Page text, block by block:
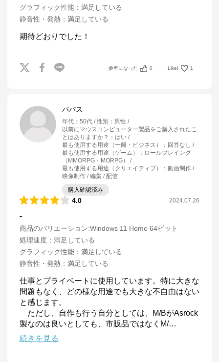
グラフィック性能 ： 満足している
静音性・発熱 ： 満足している
期待どおりでした！
参考になった 0 Like! 1
パパス
年代 ： 50代 性別 ： 男性
以前にマウスコンピューター製品をご購入されたこ
とはありますか？ ： はい
最も使用する用途（一般・ビジネス）
： 回答なし
最も使用する用途（ゲーム）
： ロールプレイング
（MMORPG・MORPG）
最も使用する用途（クリエイティブ）
： 動画制作 /
映像制作 / 編集 / 配信
購入確認済み
4.0 2024.07.26
-
商品のバリエーション:Windows 11 Home 64ビット
処理速度 ： 満足している
グラフィック性能 ： 満足している
静音性・発熱 ： 満足している
仕事とプライベートに使用しています。特に大きな
問題もなく、どの様な用途でも大きな不自由はない
と感じます。
ただし、自作も行う自分としては、M/BがAsrock
製なのは良いとしても、市販品ではなくM/…
続きを見る